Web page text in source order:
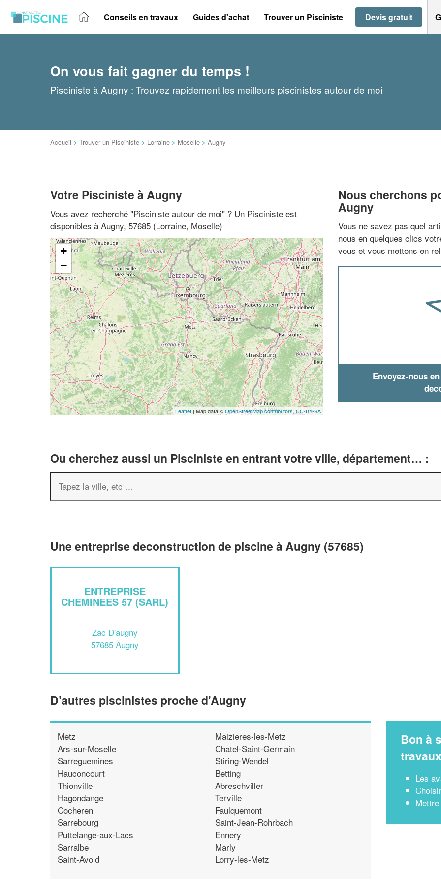
Conseils en travaux Guides d'achat Trouver un Pisciniste Devis gratuit
On vous fait gagner du temps !
Pisciniste à Augny : Trouvez rapidement les meilleurs piscinistes autour de moi
Accueil > Trouver un Pisciniste > Lorraine > Moselle > Augny
Votre Pisciniste à Augny
Vous avez recherché "Pisciniste autour de moi" ? Un Pisciniste est
disponibles à Augny, 57685 (Lorraine, Moselle)
+
−
Leaflet | Map data ©OpenStreetMap contributors, CC-BY-SA
Nous cherchons
Augny
Vous ne savez pas quel
nous en quelques clics
vous et vous mettons en
Envoyez-nous
Ou cherchez aussi un Pisciniste en entrant votre ville, département… :
Une entreprise deconstruction de piscine à Augny (57685)
ENTREPRISE
CHEMINEES 57 (SARL)
Zac D'augny
57685 Augny
D’autres piscinistes proche d'Augny
Metz
Ars-sur-Moselle
Sarreguemines
Hauconcourt
Thionville
Hagondange
Cocheren
Sarrebourg
Puttelange-aux-Lacs
Sarralbe
Saint-Avold
Maizieres-les-Metz
Chatel-Saint-Germain
Stiring-Wendel
Betting
Abreschviller
Terville
Faulquemont
Saint-Jean-Rohrbach
Ennery
Marly
Lorry-les-Metz
Bon à
travaux
Les